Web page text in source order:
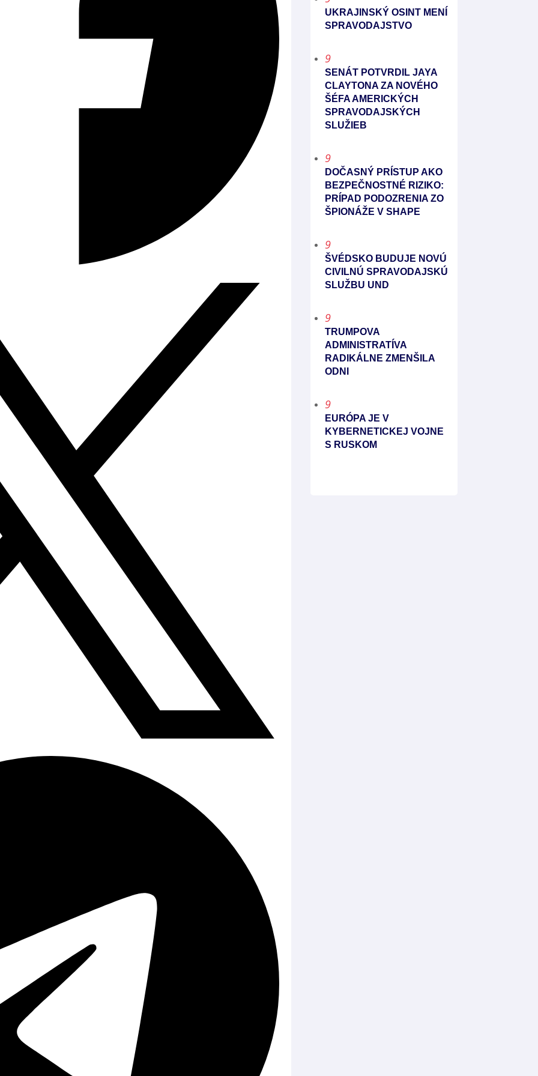
UKRAJINSKÝ OSINT MENÍ
SPRAVODAJSTVO
9
SENÁT POTVRDIL JAYA
CLAYTONA ZA NOVÉHO
ŠÉFA AMERICKÝCH
SPRAVODAJSKÝCH
SLUŽIEB
9
DOČASNÝ PRÍSTUP AKO
BEZPEČNOSTNÉ RIZIKO:
PRÍPAD PODOZRENIA ZO
ŠPIONÁŽE V SHAPE
9
ŠVÉDSKO BUDUJE NOVÚ
CIVILNÚ SPRAVODAJSKÚ
SLUŽBU UND
9
TRUMPOVA
ADMINISTRATÍVA
RADIKÁLNE ZMENŠILA
ODNI
9
EURÓPA JE V
KYBERNETICKEJ VOJNE
S RUSKOM